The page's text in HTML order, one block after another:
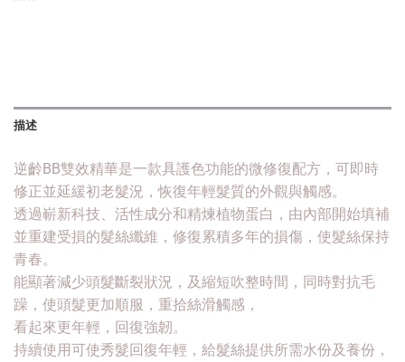
描述
逆齡BB雙效精華是一款具護色功能的微修復配方，可即時
修正並延緩初老髮況，恢復年輕髮質的外觀與觸感。
透過嶄新科技、活性成分和精煉植物蛋白，由內部開始填補
並重建受損的髮絲纖維，修復累積多年的損傷，使髮絲保持
青春。
能顯著減少頭髮斷裂狀況，及縮短吹整時間，同時對抗毛
躁，使頭髮更加順服，重拾絲滑觸感，
看起來更年輕，回復強韌。
持續使用可使秀髮回復年輕，給髮絲提供所需水份及養份，